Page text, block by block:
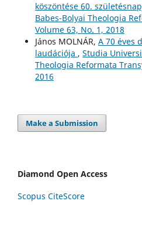
köszöntése 60.
Babes-Bolyai Theologia
Volume 63, No. 1, 2018
János MOLNÁR, A 70 éves
laudációja , Studia
Theologia Reformata
2016
Make a Submission
Diamond Open Access
Scopus CiteScore